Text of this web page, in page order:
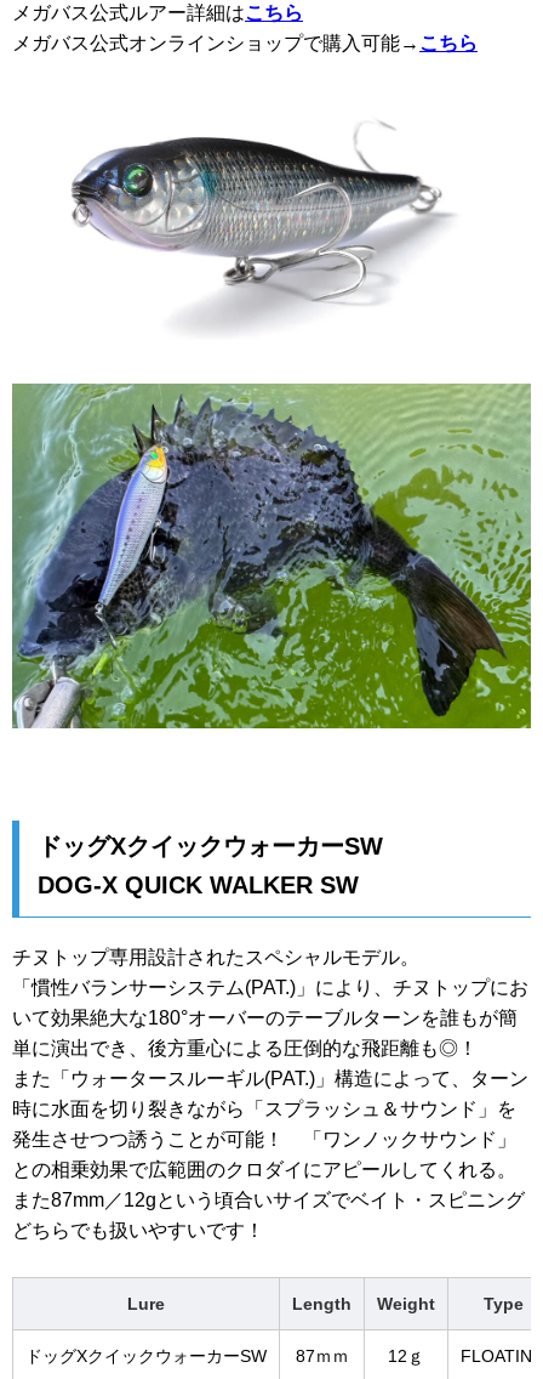
メガバス公式ルアー詳細はこちら
メガバス公式オンラインショップで購入可能→ こちら
ドッグXクイックウォーカーSW
DOG-X QUICK WALKER SW
チヌトップ専用設計されたスペシャルモデル。
「慣性バランサーシステム(PAT.)」により、チヌトップにお
いて効果絶大な180°オーバーのテーブルターンを誰もが簡
単に演出でき、後方重心による圧倒的な飛距離も◎！
また「ウォータースルーギル(PAT.)」構造によって、ターン
時に水面を切り裂きながら「スプラッシュ＆サウンド」を
発生させつつ誘うことが可能！ 「ワンノックサウンド」
との相乗効果で広範囲のクロダイにアピールしてくれる。
また87mm／12gという頃合いサイズでベイト・スピニング
どちらでも扱いやすいです！
Lure Length Weight Type
ドッグXクイックウォーカーSW 87ｍｍ 12ｇ